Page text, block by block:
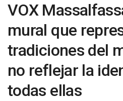
VOX
mural que
tradiciones del
no reflejar la
todas ellas